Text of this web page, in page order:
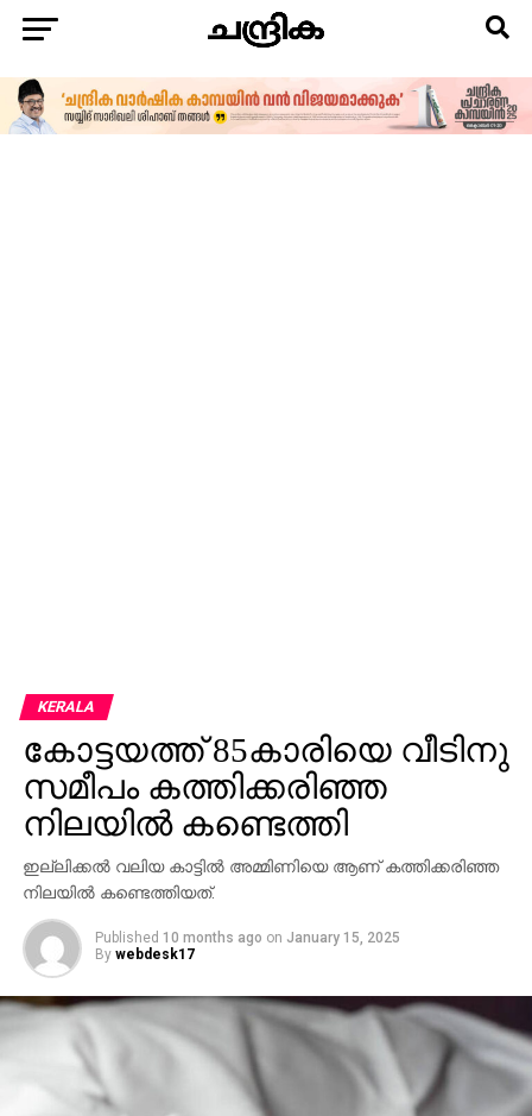
KERALA
കോട്ടയത്ത് 85കാരിയെ വീടിനു
സമീപം കത്തിക്കരിഞ്ഞ
നിലയില്‍ കണ്ടെത്തി
ഇല്ലിക്കല്‍ വലിയ കാട്ടില്‍ അമ്മിണിയെ ആണ് കത്തിക്കരിഞ്ഞ
നിലയില്‍ കണ്ടെത്തിയത്.
Published 10 months ago on January 15, 2025
By webdesk17